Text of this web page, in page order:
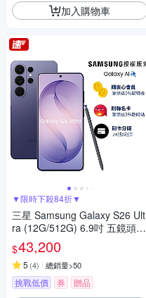
加入購物車
▼限時下殺84折▼
三星 Samsung Galaxy S26 Ult
ra (12G/512G) 6.9吋 五鏡頭智
慧手機
$43,200
5 (4) 總銷量>50
挑戰低價 券 贈品